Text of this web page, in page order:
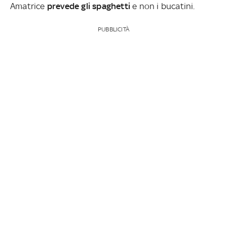
Amatrice prevede gli spaghettie non i bucatini.
PUBBLICITÀ